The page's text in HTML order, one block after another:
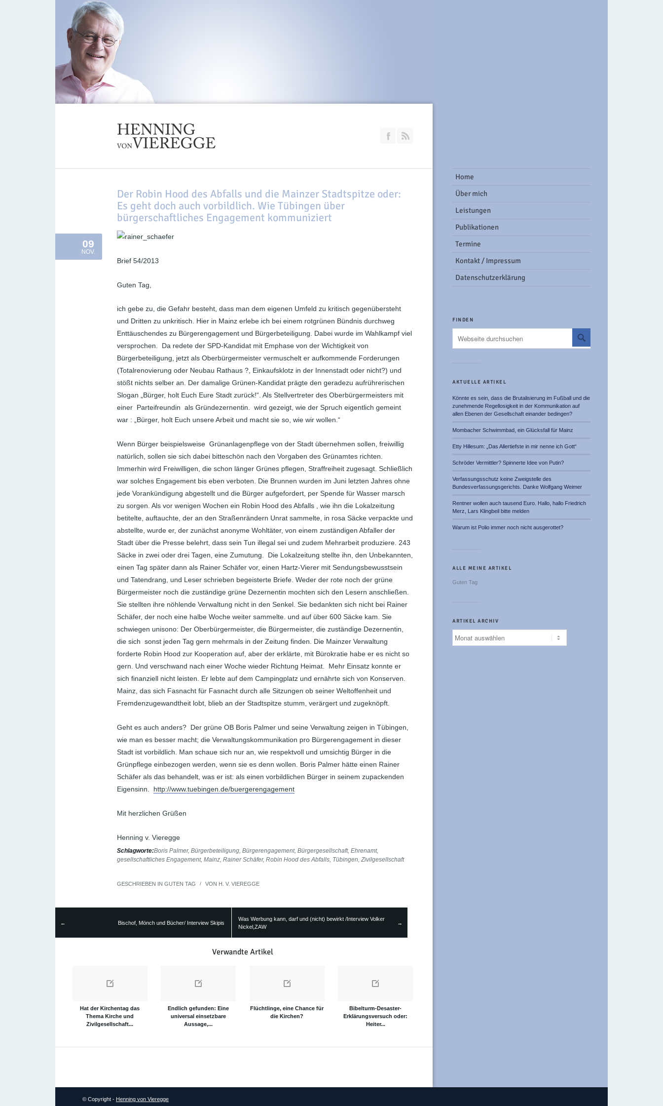
Join our Facebook Group
Der Robin Hood des Abfalls und die Mainzer Stadtspitze oder:
Es geht doch auch vorbildlich. Wie Tübingen über
bürgerschaftliches Engagement kommuniziert
09
NOV.
Brief 54/2013
Guten Tag,
ich gebe zu, die Gefahr besteht, dass man dem eigenen Umfeld zu kritisch gegenübersteht
und Dritten zu unkritisch. Hier in Mainz erlebe ich bei einem rotgrünen Bündnis durchweg
Enttäuschendes zu Bürgerengagement und Bürgerbeteiligung. Dabei wurde im Wahlkampf viel
versprochen. Da redete der SPD-Kandidat mit Emphase von der Wichtigkeit von
Bürgerbeteiligung, jetzt als Oberbürgermeister vermuschelt er aufkommende Forderungen
(Totalrenovierung oder Neubau Rathaus ?, Einkaufsklotz in der Innenstadt oder nicht?) und
stößt nichts selber an. Der damalige Grünen-Kandidat prägte den geradezu aufrührerischen
Slogan „Bürger, holt Euch Eure Stadt zurück!“. Als Stellvertreter des Oberbürgermeisters mit
einer Parteifreundin als Gründezernentin. wird gezeigt, wie der Spruch eigentlich gemeint
war : „Bürger, holt Euch unsere Arbeit und macht sie so, wie wir wollen.“
Wenn Bürger beispielsweise Grünanlagenpflege von der Stadt übernehmen sollen, freiwillig
natürlich, sollen sie sich dabei bitteschön nach den Vorgaben des Grünamtes richten.
Immerhin wird Freiwilligen, die schon länger Grünes pflegen, Straffreiheit zugesagt. Schließlich
war solches Engagement bis eben verboten. Die Brunnen wurden im Juni letzten Jahres ohne
jede Vorankündigung abgestellt und die Bürger aufgefordert, per Spende für Wasser marsch
zu sorgen. Als vor wenigen Wochen ein Robin Hood des Abfalls , wie ihn die Lokalzeitung
betitelte, auftauchte, der an den Straßenrändern Unrat sammelte, in rosa Säcke verpackte und
abstellte, wurde er, der zunächst anonyme Wohltäter, von einem zuständigen Abfaller der
Stadt über die Presse belehrt, dass sein Tun illegal sei und zudem Mehrarbeit produziere. 243
Säcke in zwei oder drei Tagen, eine Zumutung. Die Lokalzeitung stellte ihn, den Unbekannten,
einen Tag später dann als Rainer Schäfer vor, einen Hartz-Vierer mit Sendungsbewusstsein
und Tatendrang, und Leser schrieben begeisterte Briefe. Weder der rote noch der grüne
Bürgermeister noch die zuständige grüne Dezernentin mochten sich den Lesern anschließen.
Sie stellten ihre nöhlende Verwaltung nicht in den Senkel. Sie bedankten sich nicht bei Rainer
Schäfer, der noch eine halbe Woche weiter sammelte. und auf über 600 Säcke kam. Sie
schwiegen unisono: Der Oberbürgermeister, die Bürgermeister, die zuständige Dezernentin,
die sich sonst jeden Tag gern mehrmals in der Zeitung finden. Die Mainzer Verwaltung
forderte Robin Hood zur Kooperation auf, aber der erklärte, mit Bürokratie habe er es nicht so
gern. Und verschwand nach einer Woche wieder Richtung Heimat. Mehr Einsatz konnte er
sich finanziell nicht leisten. Er lebte auf dem Campingplatz und ernährte sich von Konserven.
Mainz, das sich Fasnacht für Fasnacht durch alle Sitzungen ob seiner Weltoffenheit und
Fremdenzugewandtheit lobt, blieb an der Stadtspitze stumm, verärgert und zugeknöpft.
Geht es auch anders? Der grüne OB Boris Palmer und seine Verwaltung zeigen in Tübingen,
wie man es besser macht; die Verwaltungskommunikation pro Bürgerengagement in dieser
Stadt ist vorbildlich. Man schaue sich nur an, wie respektvoll und umsichtig Bürger in die
Grünpflege einbezogen werden, wenn sie es denn wollen. Boris Palmer hätte einen Rainer
Schäfer als das behandelt, was er ist: als einen vorbildlichen Bürger in seinem zupackenden
Eigensinn. http://www.tuebingen.de/buergerengagement
Mit herzlichen Grüßen
Henning v. Vieregge
Schlagworte:Boris Palmer, Bürgerbeteiligung, Bürgerengagement, Bürgergesellschaft, Ehrenamt,
gesellschaftliches Engagement, Mainz, Rainer Schäfer, Robin Hood des Abfalls, Tübingen, Zivilgesellschaft
GESCHRIEBEN IN GUTEN TAG / VON H. V. VIEREGGE
← Bischof, Mönch und Bücher/ Interview Skipis
Was Werbung kann, darf und (nicht) bewirkt /Interview Volker
Nickel,ZAW
→
Verwandte Artikel
Hat der Kirchentag das
Thema Kirche und
Zivilgesellschaft...
Endlich gefunden: Eine
universal einsetzbare
Aussage,...
Flüchtlinge, eine Chance für
die Kirchen?
Bibelturm-Desaster-
Erklärungsversuch oder:
Heiter...
Home
Über mich
Leistungen
Publikationen
Termine
Kontakt / Impressum
Datenschutzerklärung
FINDEN
AKTUELLE ARTIKEL
Könnte es sein, dass die Brutalisierung im Fußball und die
zunehmende Regellosigkeit in der Kommunikation auf
allen Ebenen der Gesellschaft einander bedingen?
Mombacher Schwimmbad, ein Glücksfall für Mainz
Etty Hillesum: „Das Allertiefste in mir nenne ich Gott“
Schröder Vermittler? Spinnerte Idee von Putin?
Verfassungsschutz keine Zweigstelle des
Bundesverfassungsgerichts. Danke Wolfgang Weimer
Rentner wollen auch tausend Euro. Hallo, hallo Friedrich
Merz, Lars Klingbeil bitte melden
Warum ist Polio immer noch nicht ausgerottet?
ALLE MEINE ARTIKEL
Guten Tag
ARTIKEL ARCHIV
Artikel
Archiv
© Copyright - Henning von Vieregge